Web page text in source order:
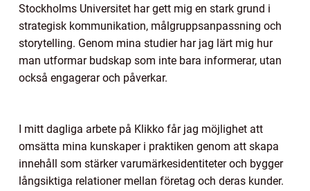
Stockholms Universitet har gett mig en stark grund i
strategisk kommunikation, målgruppsanpassning och
storytelling. Genom mina studier har jag lärt mig hur
man utformar budskap som inte bara informerar, utan
också engagerar och påverkar.
I mitt dagliga arbete på Klikko får jag möjlighet att
omsätta mina kunskaper i praktiken genom att skapa
innehåll som stärker varumärkesidentiteter och bygger
långsiktiga relationer mellan företag och deras kunder.